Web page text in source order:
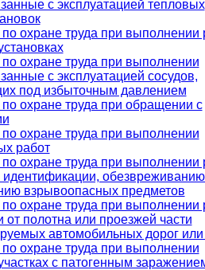
с эксплуатацией тепловых
охране труда при выполнении
охране труда при выполнении
с эксплуатацией сосудов,
под избыточным давлением
охране труда при обращении с
охране труда при выполнении
работ
охране труда при выполнении
идентификации,
взрывоопасных предметов
охране труда при выполнении
от полотна или проезжей части
автомобильных дорог
охране труда при выполнении
с патогенным